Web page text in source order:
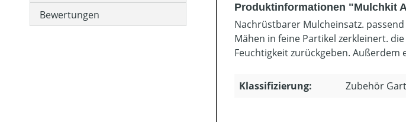
Bewertungen
Produktinformationen "Mulchkit
Nachrüstbarer Mulcheinsatz.
Mähen in feine Partikel zerkleinert.
Feuchtigkeit zurückgeben.
Klassifizierung: Zubehör